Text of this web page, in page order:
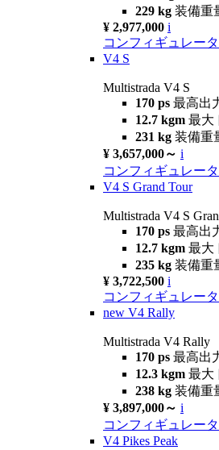
229 kg 装備重
¥ 2,977,000 i
コンフィギュレー
V4 S
Multistrada V4 S
170 ps 最高出
12.7 kgm 最大
231 kg 装備重
¥ 3,657,000～ i
コンフィギュレー
V4 S Grand Tour
Multistrada V4 S
170 ps 最高出
12.7 kgm 最大
235 kg 装備重
¥ 3,722,500 i
コンフィギュレー
new V4 Rally
Multistrada V4 Rally
170 ps 最高出
12.3 kgm 最大
238 kg 装備重
¥ 3,897,000～ i
コンフィギュレー
V4 Pikes Peak